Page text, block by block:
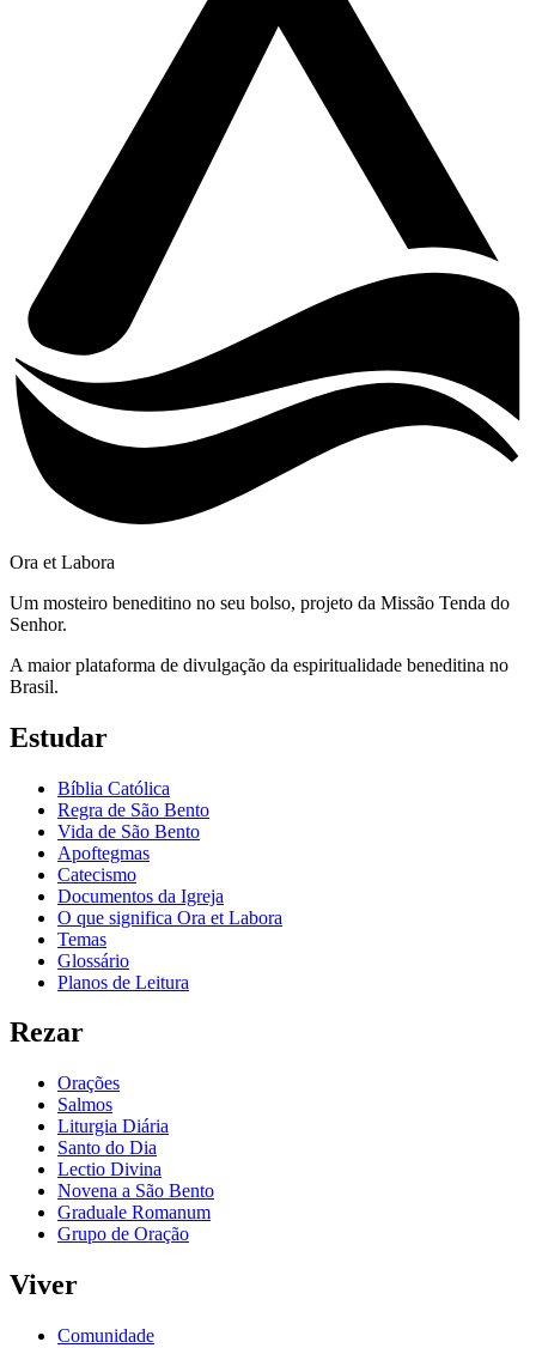
Ora et Labora
Um mosteiro beneditino no seu bolso, projeto da Missão Tenda do
Senhor.
A maior plataforma de divulgação da espiritualidade beneditina no
Brasil.
Estudar
Bíblia Católica
Regra de São Bento
Vida de São Bento
Apoftegmas
Catecismo
Documentos da Igreja
O que significa Ora et Labora
Temas
Glossário
Planos de Leitura
Rezar
Orações
Salmos
Liturgia Diária
Santo do Dia
Lectio Divina
Novena a São Bento
Graduale Romanum
Grupo de Oração
Viver
Comunidade